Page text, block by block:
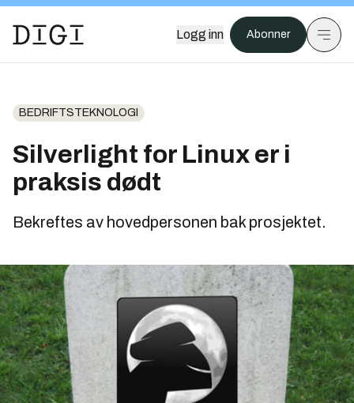
Logg inn Abonner
BEDRIFTSTEKNOLOGI
Silverlight for Linux er i
praksis dødt
Bekreftes av hovedpersonen bak prosjektet.